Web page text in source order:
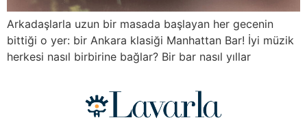
Arkadaşlarla uzun bir masada başlayan her gecenin
bittiği o yer: bir Ankara klasiği Manhattan Bar! İyi müzik
herkesi nasıl birbirine bağlar? Bir bar nasıl yıllar